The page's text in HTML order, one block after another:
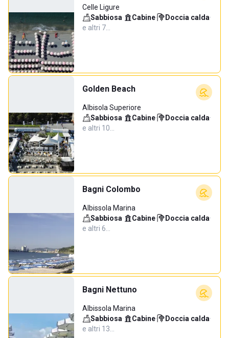
Celle Ligure
Sabbiosa· Cabine· Doccia calda·
e altri 7…
Golden Beach
Albisola Superiore
Sabbiosa· Cabine· Doccia calda·
e altri 10…
Bagni Colombo
Albissola Marina
Sabbiosa· Cabine· Doccia calda·
e altri 6…
Bagni Nettuno
Albissola Marina
Sabbiosa· Cabine· Doccia calda·
e altri 13…